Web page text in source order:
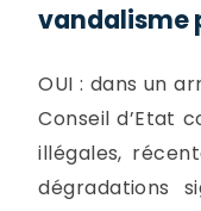
vandalisme
OUI : dans un
Conseil d’Etat
illégales,
dégradations